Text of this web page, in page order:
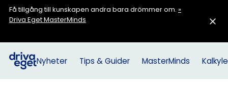
Få tillgång till kunskapen andra bara drömmer om. »
Driva Eget MasterMinds
Nyheter Tips & Guider MasterMinds